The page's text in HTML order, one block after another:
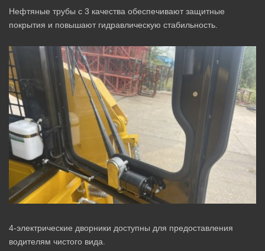
Нефтяные трубы с 3 качества обеспечивают защитные
покрытия и повышают гидравлическую стабильность.
4-электрические дворники доступны для предоставления
водителям чистого вида.